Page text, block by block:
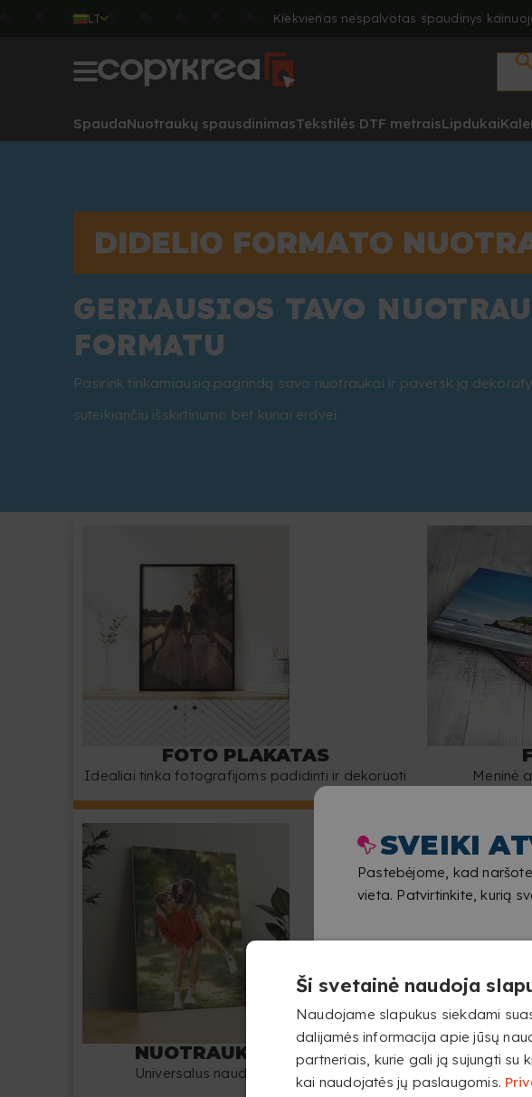
SVEIKI
Pastebėjome, kad
vieta. Patvirtinkite, kurią
LT Kiekvienas nespalvotas spaudinys
SpaudaNuotraukų spausdinimasTekstilės DTF metraisLipdukai
DIDELIO FORMATO
GERIAUSIOS TAVO
FORMATU
Pasirink tinkamiausią pagrindą savo nuotraukai ir paversk ją
suteikiančiu išskirtinumo bet kuriai erdvei.
FOTO PLAKATAS
Idealiai tinka fotografijoms padidinti ir dekoruoti Meninė
NUOTRAUKA ANT PVC
Universalus naudoti viduje ir lauke
Ši svetainė naudoja
Naudojame slapukus siekdami
dalijamės informacija apie jūsų
partneriais, kurie gali ją sujungti su
kai naudojatės jų paslaugomis.